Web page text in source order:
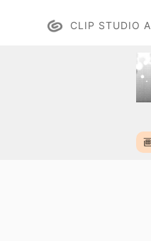
CLIP STUDIO